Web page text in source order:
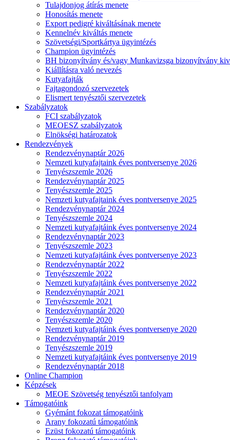
Tulajdonjog átírás menete
Honosítás menete
Export pedigré kiváltásának menete
Kennelnév kiváltás menete
Szövetségi/Sportkártya ügyintézés
Champion ügyintézés
BH bizonyítvány és/vagy Munkavizsga bizonyítvány
Kiállításra való nevezés
Kutyafajták
Fajtagondozó szervezetek
Elismert tenyésztői szervezetek
Szabályzatok
FCI szabályzatok
MEOESZ szabályzatok
Elnökségi határozatok
Rendezvények
Rendezvénynaptár 2026
Nemzeti kutyafajtaink éves pontversenye 2026
Tenyészszemle 2026
Rendezvénynaptár 2025
Tenyészszemle 2025
Nemzeti kutyafajtaink éves pontversenye 2025
Rendezvénynaptár 2024
Tenyészszemle 2024
Nemzeti kutyafajtáink éves pontversenye 2024
Rendezvénynaptár 2023
Tenyészszemle 2023
Nemzeti kutyafajtáink éves pontversenye 2023
Rendezvénynaptár 2022
Tenyészszemle 2022
Nemzeti kutyafajtáink éves pontversenye 2022
Rendezvénynaptár 2021
Tenyészszemle 2021
Rendezvénynaptár 2020
Tenyészszemle 2020
Nemzeti kutyafajtáink éves pontversenye 2020
Rendezvénynaptár 2019
Tenyészszemle 2019
Nemzeti kutyafajtáink éves pontversenye 2019
Rendezvénynaptár 2018
Online Champion
Képzések
MEOE Szövetség tenyésztői tanfolyam
Támogatóink
Gyémánt fokozat támogatóink
Arany fokozatú támogatóink
Ezüst fokozatú támogatóink